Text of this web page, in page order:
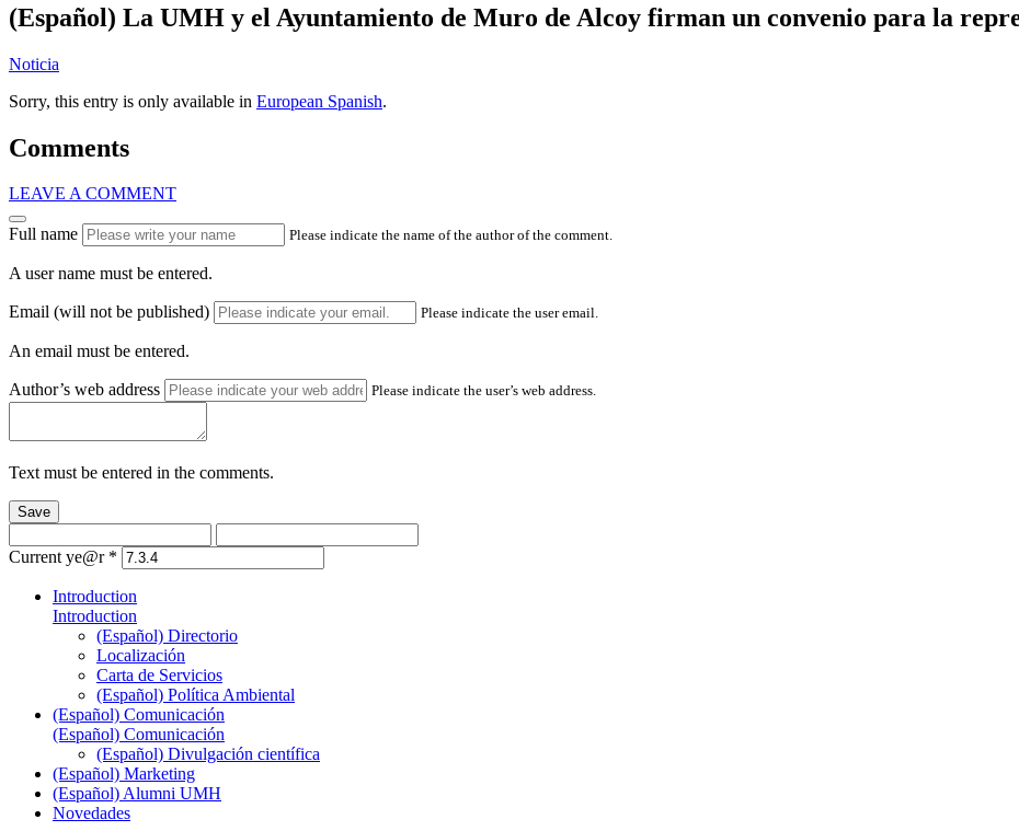
(Español) La UMH y el Ayuntamiento de Muro de Alcoy firman un convenio para la
Noticia
Sorry, this entry is only available in European Spanish.
Comments
LEAVE A COMMENT
Full name Please indicate the name of the author of the comment.
A user name must be entered.
Email (will not be published) Please indicate the user email.
An email must be entered.
Author’s web address Please indicate the user’s web address.
Text must be entered in the comments.
Save
Current ye@r *
Introduction
Introduction
(Español) Directorio
Localización
Carta de Servicios
(Español) Política Ambiental
(Español) Comunicación
(Español) Comunicación
(Español) Divulgación científica
(Español) Marketing
(Español) Alumni UMH
Novedades